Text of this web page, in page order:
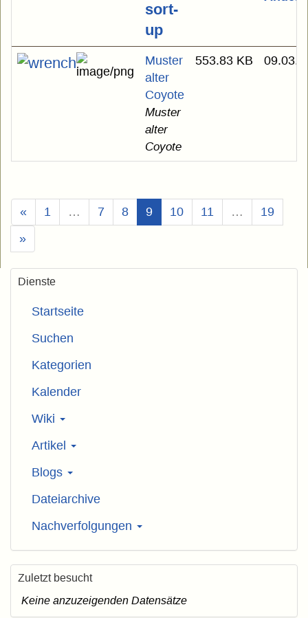
Muster
alter
Coyote
Muster
alter
Coyote
553.83 KB
« 1 … 7 8 9(Aktuell)
10 11 …
19
»
Dienste
Startseite
Suchen
Kategorien
Kalender
Wiki
Artikel
Blogs
Dateiarchive
Nachverfolgungen
Zuletzt besucht
Keine anzuzeigenden Datensätze